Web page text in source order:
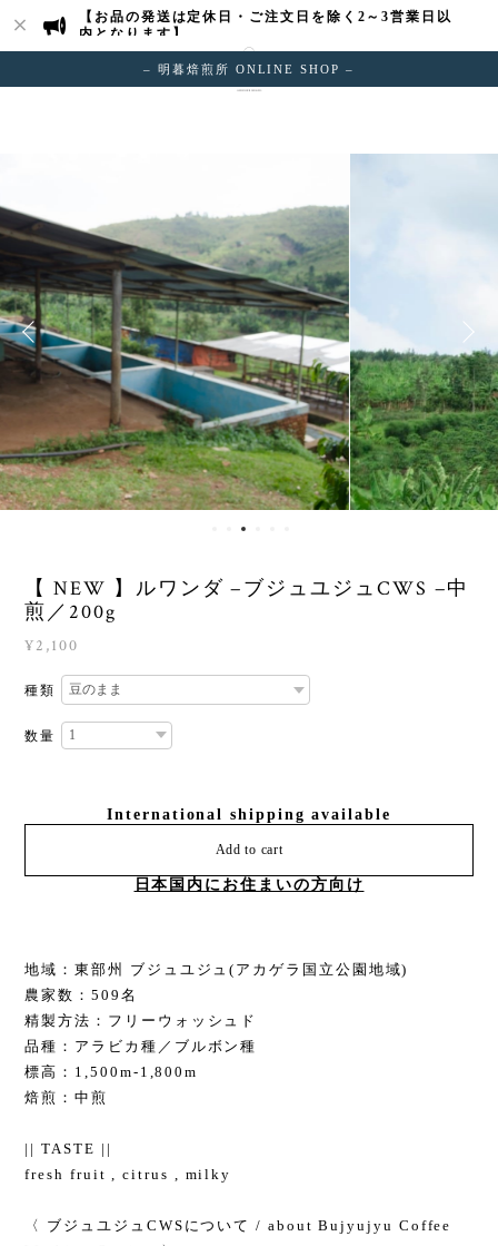
【お品の発送は定休日・ご注文日を除く2～3営業日以
内となります】
– 明暮焙煎所 ONLINE SHOP –
【 NEW 】ルワンダ −ブジュユジュCWS −中
煎／200g
¥2,100
種類
数量
International shipping available
Add to cart
日本国内にお住まいの方向け
地域：東部州 ブジュユジュ(アカゲラ国立公園地域)
農家数：509名
精製方法：フリーウォッシュド
品種：アラビカ種／ブルボン種
標高：1,500m-1,800m
焙煎：中煎
|| TASTE ||
fresh fruit , citrus , milky
〈 ブジュユジュCWSについて / about Bujyujyu Coffee